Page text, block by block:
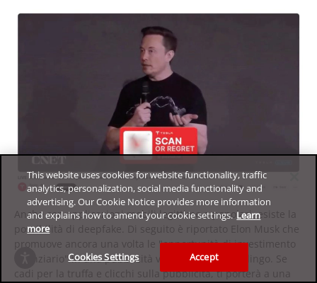
Anche con applicazioni mobili legittime e popolari, esiste la
possibilità di deepfake. Di seguito è riportato Elon Musk che
promuove ancora una volta le "opportunità di investimento
finanziario" in una pubblicità visualizzata su Duolingo. Se
cadi per la truffa e clicchi sulla pubblicità, ti porterà a una
This website uses cookies for website functionality, traffic
analytics, personalization, social media functionality and
advertising. Our Cookie Notice provides more information
and explains how to amend your cookie settings. Learn
more
Cookies Settings Accept